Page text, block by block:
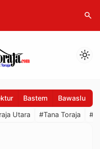
search
light_mode
Bastem Bawaslu
Utara #Tana Toraja